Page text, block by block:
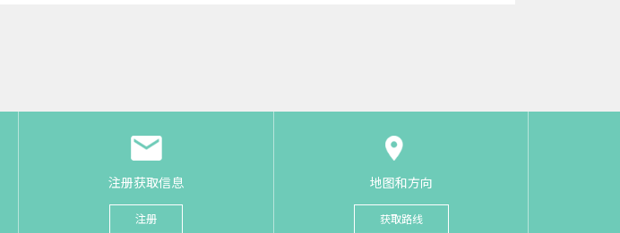
注册获取信息
注册
地图和方向
获取路线